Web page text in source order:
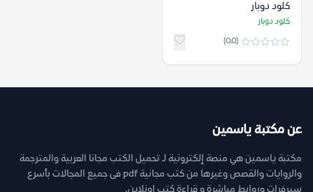
كلود دوبار
كلود دوبار
(0.0)
عن مكتبة ياسمين
مكتبة ياسمين هي منصة إلكترونية لـ تحميل الكتب مجانا العربية والمترجمة
والروايات والقصص وغيرها من كتب مجانية pdf فى جميع المجالات بأسرع